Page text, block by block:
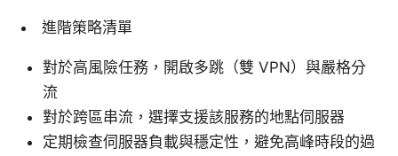
進階策略清單
對於高風險任務，開啟多跳（雙 VPN）與嚴格分
流
對於跨區串流，選擇支援該服務的地點伺服器
定期檢查伺服器負載與穩定性，避免高峰時段的過